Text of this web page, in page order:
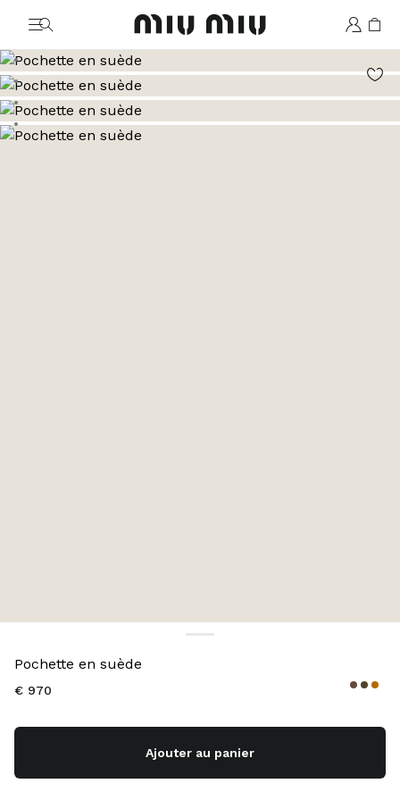
MiuMiu logo
Aller à l’image 1
Aller à l’image 2
Aller à l’image 3
Aller à l’image 4
Aller à l’image 5
Pochette en suède
€ 970
Ajouter au panier